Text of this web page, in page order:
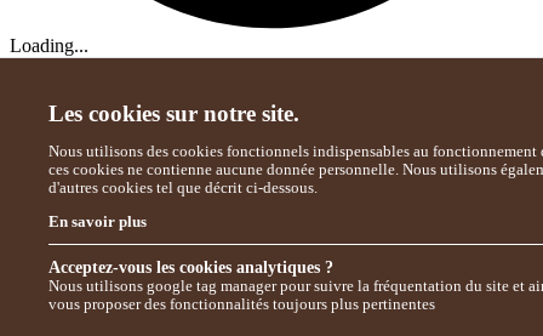
Les cookies sur notre site.
Nous utilisons des cookies fonctionnels indispensables au fonctionnement
ces cookies ne contienne aucune donnée personnelle. Nous utilisons
d'autres cookies tel que décrit ci-dessous.
En savoir plus
Acceptez-vous les cookies analytiques ?
Nous utilisons google tag manager pour suivre la fréquentation du site et
vous proposer des fonctionnalités toujours plus pertinentes
Loading...